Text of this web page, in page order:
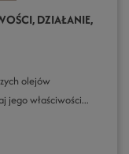
DZIAŁANIE,
olejów
jego właściwości...